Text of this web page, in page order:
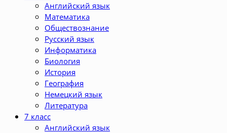
Английский язык
Математика
Обществознание
Русский язык
Информатика
Биология
История
География
Немецкий язык
Литература
7 класс
Английский язык